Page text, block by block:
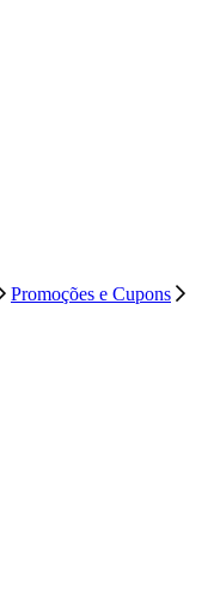
Promoções e Cupons